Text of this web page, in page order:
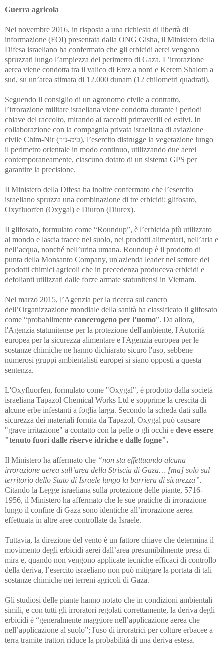
Guerra agricola
Nel novembre 2016, in risposta a una richiesta di libertà di
informazione (FOI) presentata dalla ONG Gisha, il Ministero della
Difesa israeliano ha confermato che gli erbicidi aerei vengono
spruzzati lungo l’ampiezza del perimetro di Gaza. L’irrorazione
aerea viene condotta tra il valico di Erez a nord e Kerem Shalom a
sud, su un’area stimata di 12.000 dunam (12 chilometri quadrati).
Seguendo il consiglio di un agronomo civile a contratto,
l’irrorazione militare israeliana viene condotta durante i periodi
chiave del raccolto, mirando ai raccolti primaverili ed estivi. In
collaborazione con la compagnia privata israeliana di aviazione
civile Chim-Nir (כימ-ניר), l’esercito distrugge la vegetazione lungo
il perimetro orientale in modo continuo, utilizzando due aerei
contemporaneamente, ciascuno dotato di un sistema GPS per
garantire la precisione.
Il Ministero della Difesa ha inoltre confermato che l’esercito
israeliano spruzza una combinazione di tre erbicidi: glifosato,
Oxyfluorfen (Oxygal) e Diuron (Diurex).
Il glifosato, formulato come “Roundup”, è l’erbicida più utilizzato
al mondo e lascia tracce nel suolo, nei prodotti alimentari, nell’aria e
nell’acqua, nonché nell’urina umana. Roundup è il prodotto di
punta della Monsanto Company, un'azienda leader nel settore dei
prodotti chimici agricoli che in precedenza produceva erbicidi e
defolianti utilizzati dalle forze armate statunitensi in Vietnam.
Nel marzo 2015, l’Agenzia per la ricerca sul cancro
dell’Organizzazione mondiale della sanità ha classificato il glifosato
come “probabilmente cancerogeno per l’uomo”. Da allora,
l'Agenzia statunitense per la protezione dell'ambiente, l'Autorità
europea per la sicurezza alimentare e l'Agenzia europea per le
sostanze chimiche ne hanno dichiarato sicuro l'uso, sebbene
numerosi gruppi ambientalisti europei si siano opposti a questa
sentenza.
L'Oxyfluorfen, formulato come "Oxygal", è prodotto dalla società
israeliana Tapazol Chemical Works Ltd e sopprime la crescita di
alcune erbe infestanti a foglia larga. Secondo la scheda dati sulla
sicurezza dei materiali fornita da Tapazol, Oxygal può causare
"grave irritazione" a contatto con la pelle o gli occhi e deve essere
"tenuto fuori dalle riserve idriche e dalle fogne".
Il Ministero ha affermato che “non sta effettuando alcuna
irrorazione aerea sull’area della Striscia di Gaza… [ma] solo sul
territorio dello Stato di Israele lungo la barriera di sicurezza”.
Citando la Legge israeliana sulla protezione delle piante, 5716-
1956, il Ministero ha affermato che le sue pratiche di irrorazione
lungo il confine di Gaza sono identiche all’irrorazione aerea
effettuata in altre aree controllate da Israele.
Tuttavia, la direzione del vento è un fattore chiave che determina il
movimento degli erbicidi aerei dall’area presumibilmente presa di
mira e, quando non vengono applicate tecniche efficaci di controllo
della deriva, l’esercito israeliano non può mitigare la portata di tali
sostanze chimiche nei terreni agricoli di Gaza.
Gli studiosi delle piante hanno notato che in condizioni ambientali
simili, e con tutti gli irroratori regolati correttamente, la deriva degli
erbicidi è “generalmente maggiore nell’applicazione aerea che
nell’applicazione al suolo”; l'uso di irroratrici per colture erbacee a
terra tramite trattori riduce la probabilità di una deriva estesa.